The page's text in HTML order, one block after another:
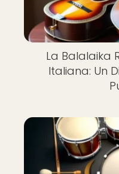
La Balalaika
Italiana: Un